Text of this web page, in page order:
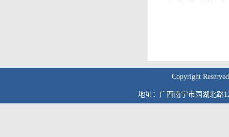
Copyright
地址：广西南宁市园湖北路